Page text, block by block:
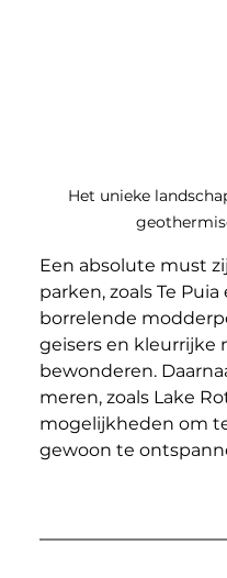
Het unieke
Een absolute must
parken, zoals Te
borrelende
geisers en kleurrijke
bewonderen.
meren, zoals Lake
mogelijkheden om
gewoon te